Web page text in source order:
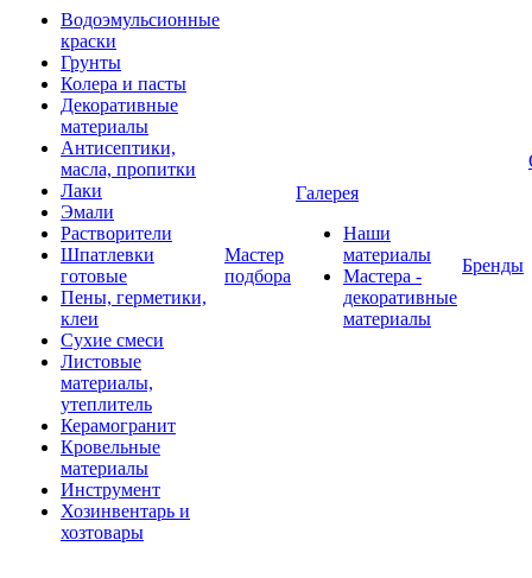
Водоэмульсионные
краски
Грунты
Колера и пасты
Декоративные
материалы
Антисептики,
масла, пропитки
Лаки
Эмали
Растворители
Шпатлевки
готовые
Пены, герметики,
клеи
Сухие смеси
Листовые
материалы,
утеплитель
Керамогранит
Кровельные
материалы
Инструмент
Хозинвентарь и
хозтовары
Мастер
подбора
Галерея
Наши
материалы
Мастера -
декоративные
материалы
Бренды